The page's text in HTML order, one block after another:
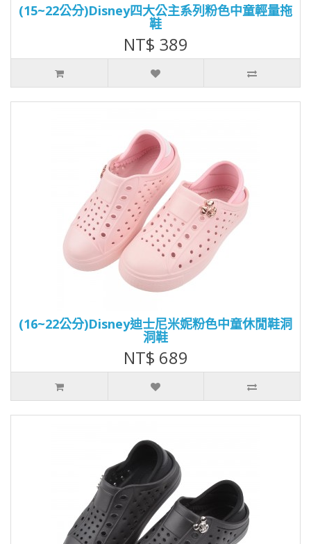
(15~22公分)Disney四大公主系列粉色中童輕量拖
鞋
NT$ 389
(16~22公分)Disney迪士尼米妮粉色中童休閒鞋洞
洞鞋
NT$ 689